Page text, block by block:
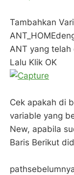
Tambahkan
ANT yang
Lalu Klik OK
Cek apakah di
variable yang
New, apabila
Baris Berikut